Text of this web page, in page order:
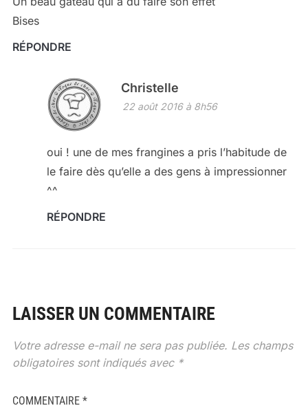
Bises
RÉPONDRE
Christelle
22 août 2016 à 8h56
oui ! une de mes frangines a pris l’habitude de
le faire dès qu’elle a des gens à impressionner
^^
RÉPONDRE
LAISSER UN COMMENTAIRE
Votre adresse e-mail ne sera pas publiée. Les champs
obligatoires sont indiqués avec *
COMMENTAIRE *